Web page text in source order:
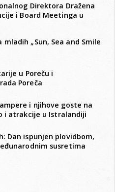
Direktora Dražena
i Board Meetinga u
„Sun, Sea and Smile
u Poreču i
Poreča
i njihove goste na
i atrakcije u Istralandiji
Dan ispunjen plovidbom,
susretima